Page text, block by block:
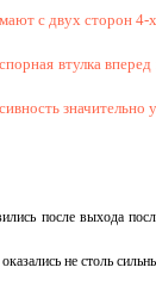
с двух сторон 4-
втулка
значительно
после выхода
не столь